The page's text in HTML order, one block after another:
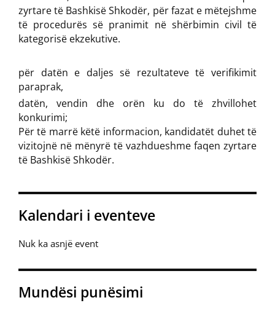
zyrtare të Bashkisë Shkodër, për fazat e mëtejshme
të procedurës së pranimit në shërbimin civil të
kategorisë ekzekutive.
për datën e daljes së rezultateve të verifikimit
paraprak,
datën, vendin dhe orën ku do të zhvillohet
konkurimi;
Për të marrë këtë informacion, kandidatët duhet të
vizitojnë në mënyrë të vazhdueshme faqen zyrtare
të Bashkisë Shkodër.
Kalendari i eventeve
Nuk ka asnjë event
Mundësi punësimi